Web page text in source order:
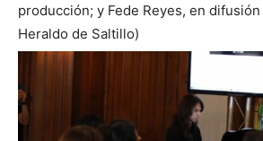
producción; y Fede Reyes, en
Heraldo de Saltillo)